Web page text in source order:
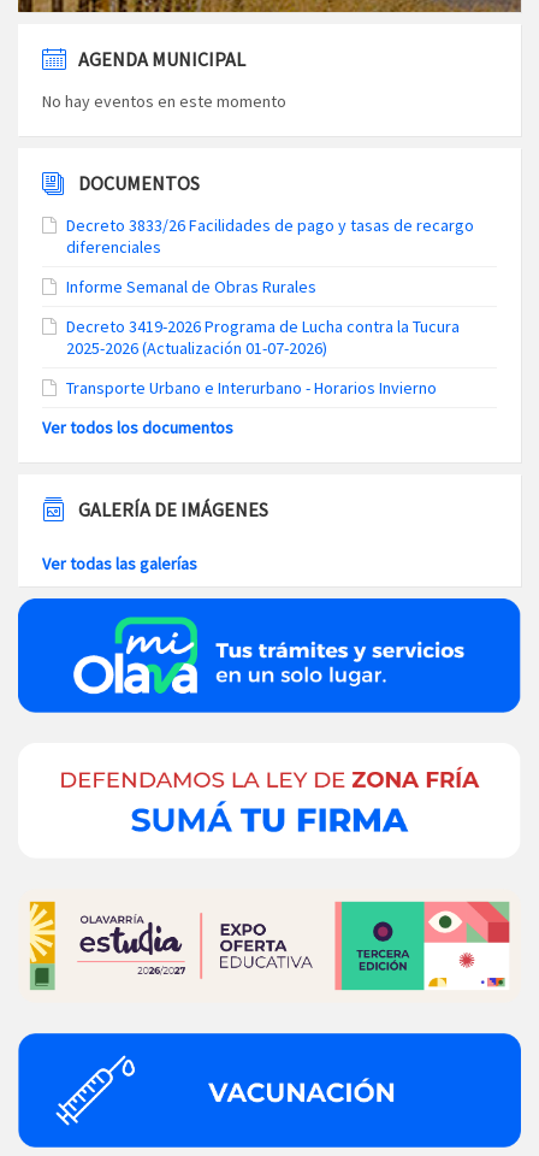
AGENDA MUNICIPAL
No hay eventos en este momento
DOCUMENTOS
Decreto 3833/26 Facilidades de pago y tasas de recargo
diferenciales
Informe Semanal de Obras Rurales
Decreto 3419-2026 Programa de Lucha contra la Tucura
2025-2026 (Actualización 01-07-2026)
Transporte Urbano e Interurbano - Horarios Invierno
Ver todos los documentos
GALERÍA DE IMÁGENES
Ver todas las galerías